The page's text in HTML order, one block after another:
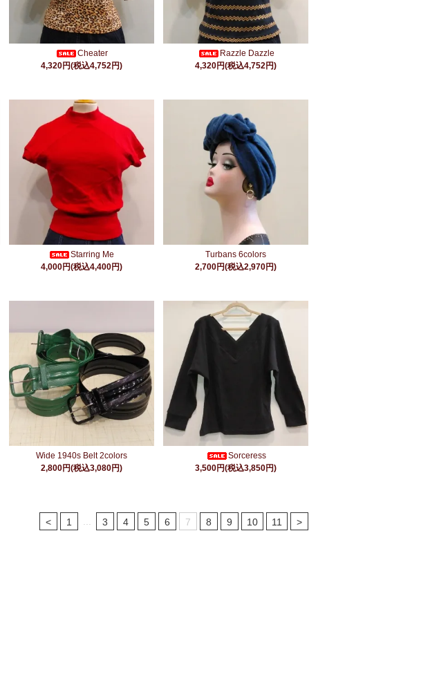
Cheater
4,320円(税込4,752円)
Razzle Dazzle
4,320円(税込4,752円)
Starring Me
4,000円(税込4,400円)
Turbans 6colors
2,700円(税込2,970円)
Wide 1940s Belt 2colors
2,800円(税込3,080円)
Sorceress
3,500円(税込3,850円)
< 1 3 4 5 6 7 8 9 10 11 >